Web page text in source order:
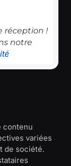
réception !
notre
contenu
variées
de société.